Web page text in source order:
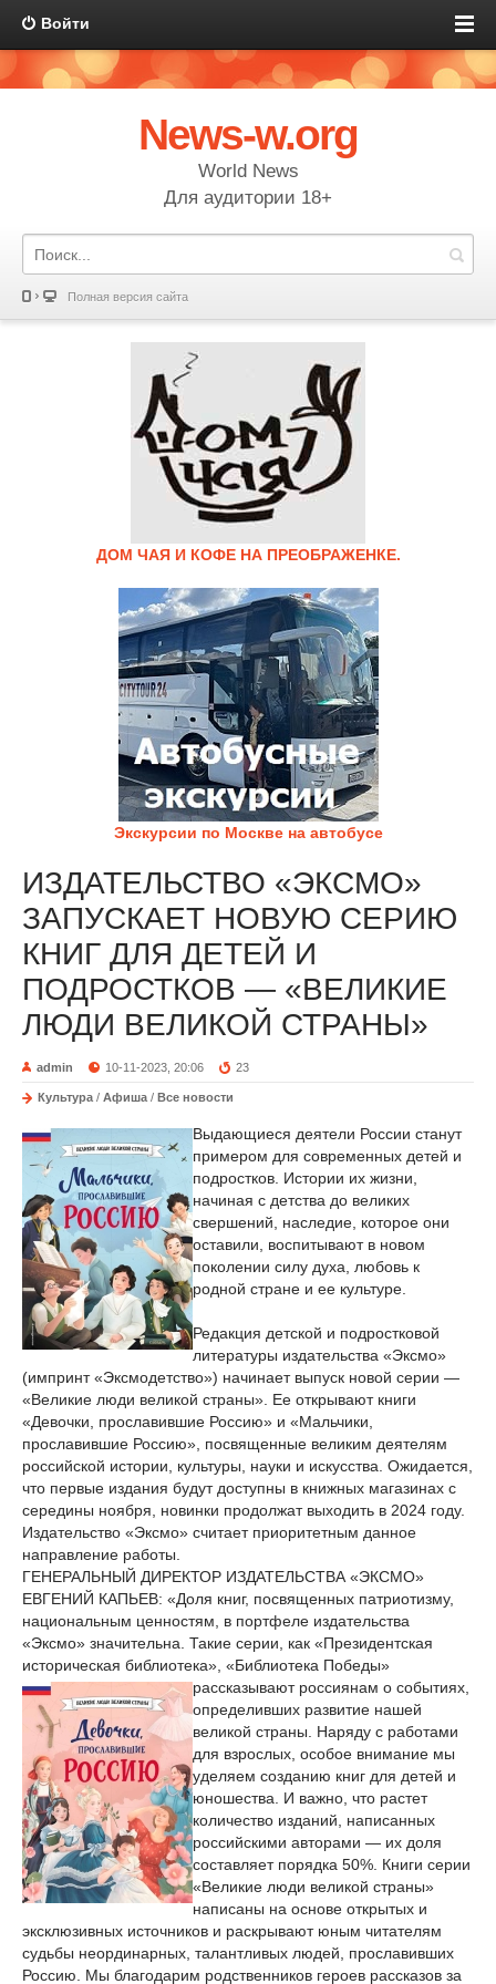
Войти
News-w.org
World News
Для аудитории 18+
Полная версия сайта
ДОМ ЧАЯ И КОФЕ НА ПРЕОБРАЖЕНКЕ.
Экскурсии по Москве на автобусе
ИЗДАТЕЛЬСТВО «ЭКСМО»
ЗАПУСКАЕТ НОВУЮ СЕРИЮ
КНИГ ДЛЯ ДЕТЕЙ И
ПОДРОСТКОВ — «ВЕЛИКИЕ
ЛЮДИ ВЕЛИКОЙ СТРАНЫ»
admin 10-11-2023, 20:06 23
Культура / Афиша / Все новости
Выдающиеся деятели России станут
примером для современных детей и
подростков. Истории их жизни,
начиная с детства до великих
свершений, наследие, которое они
оставили, воспитывают в новом
поколении силу духа, любовь к
родной стране и ее культуре.
Редакция детской и подростковой
литературы издательства «Эксмо»
(импринт «Эксмодетство») начинает выпуск новой серии —
«Великие люди великой страны». Ее открывают книги
«Девочки, прославившие Россию» и «Мальчики,
прославившие Россию», посвященные великим деятелям
российской истории, культуры, науки и искусства. Ожидается,
что первые издания будут доступны в книжных магазинах с
середины ноября, новинки продолжат выходить в 2024 году.
Издательство «Эксмо» считает приоритетным данное
направление работы.
ГЕНЕРАЛЬНЫЙ ДИРЕКТОР ИЗДАТЕЛЬСТВА «ЭКСМО»
ЕВГЕНИЙ КАПЬЕВ: «Доля книг, посвященных патриотизму,
национальным ценностям, в портфеле издательства
«Эксмо» значительна. Такие серии, как «Президентская
историческая библиотека», «Библиотека Победы»
рассказывают россиянам о событиях,
определивших развитие нашей
великой страны. Наряду с работами
для взрослых, особое внимание мы
уделяем созданию книг для детей и
юношества. И важно, что растет
количество изданий, написанных
российскими авторами — их доля
составляет порядка 50%. Книги серии
«Великие люди великой страны»
написаны на основе открытых и
эксклюзивных источников и раскрывают юным читателям
судьбы неординарных, талантливых людей, прославивших
Россию. Мы благодарим родственников героев рассказов за